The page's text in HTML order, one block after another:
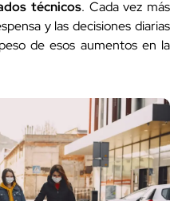
técnicos. Cada vez más
y las decisiones diarias
de esos aumentos en la